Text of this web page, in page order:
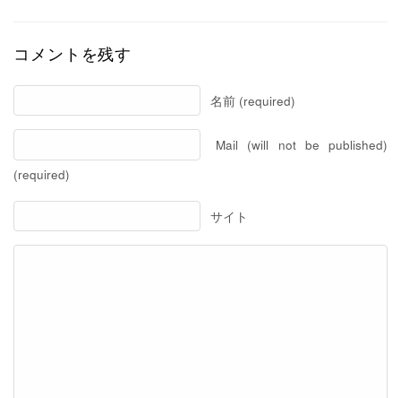
コメントを残す
名前 (required)
Mail (will not be published)
(required)
サイト